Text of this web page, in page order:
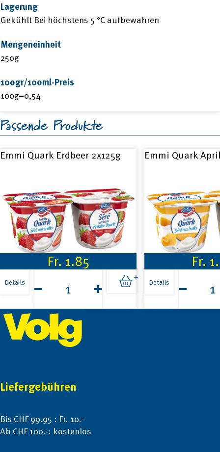
Lagerung
Gekühlt Bei höchstens 5 °C aufbewahren
Mengeneinheit
250g
100gr/100ml-Preis
100g=0,54
Passende Produkte
Emmi Quark Erdbeer 2x125g
Fr. 1.85
Details
Erdbeer
Menge
Emmi Quark
Fr.
Details
Aprikosen
Menge
Footer
Liefergebühren
Bis CHF 99.95 : Fr. 10.-
Ab CHF 100.-: kostenlos